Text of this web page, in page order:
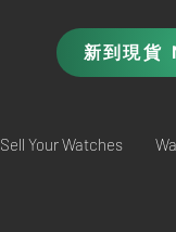
新到現
Sell Your Watches